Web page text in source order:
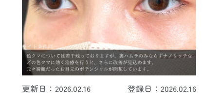
更新日：2026.02.16 登録日：2026.02.16